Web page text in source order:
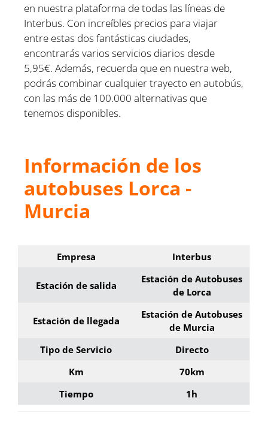
en nuestra plataforma de todas las líneas de
Interbus. Con increíbles precios para viajar
entre estas dos fantásticas ciudades,
encontrarás varios servicios diarios desde
5,95€. Además, recuerda que en nuestra web,
podrás combinar cualquier trayecto en autobús,
con las más de 100.000 alternativas que
tenemos disponibles.
Información de los
autobuses Lorca -
Murcia
Empresa Interbus
Estación de salida
Estación de Autobuses
de Lorca
Estación de llegada
Estación de Autobuses
de Murcia
Tipo de Servicio
Directo
Km
70km
Tiempo
1h